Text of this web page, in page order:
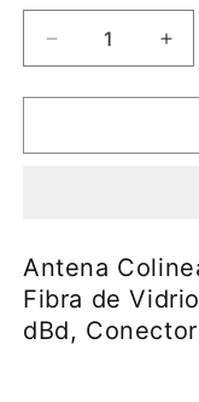
Reducir
cantidad
para
Colineal
Vidrio/
Base,
148-
Antena
Fibra de
dBd,